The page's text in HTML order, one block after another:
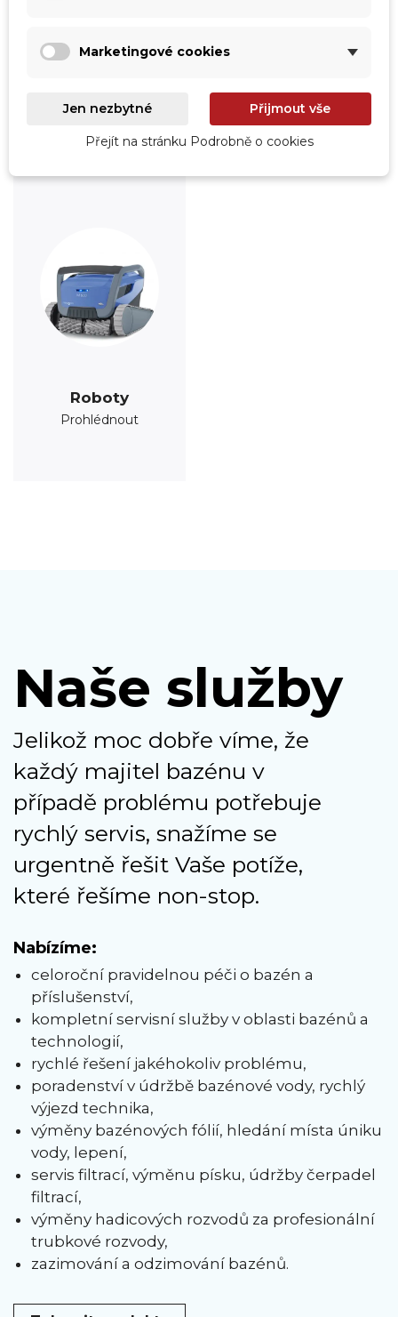
Úprava vody
Roboty
Prohlédnout
Naše služby
Jelikož moc dobře víme, že
každý majitel bazénu v
případě problému potřebuje
rychlý servis, snažíme se
urgentně řešit Vaše potíže,
které řešíme non-stop.
Nabízíme:
celoroční pravidelnou péči o bazén a
příslušenství,
kompletní servisní služby v oblasti bazénů a
technologií,
rychlé řešení jakéhokoliv problému,
poradenství v údržbě bazénové vody, rychlý
výjezd technika,
výměny bazénových fólií, hledání místa úniku
vody, lepení,
servis filtrací, výměnu písku, údržby čerpadel
filtrací,
výměny hadicových rozvodů za profesionální
trubkové rozvody,
zazimování a odzimování bazénů.
Marketingové cookies
Jen nezbytné Přijmout vše
Přejít na stránku Podrobně o cookies